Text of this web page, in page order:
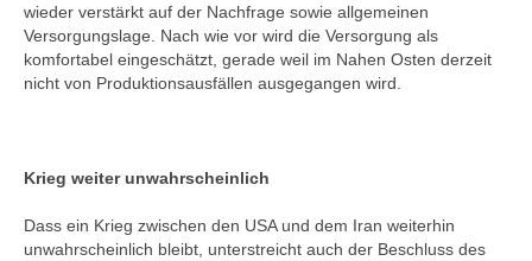
wieder verstärkt auf der Nachfrage sowie allgemeinen
Versorgungslage. Nach wie vor wird die Versorgung als
komfortabel eingeschätzt, gerade weil im Nahen Osten derzeit
nicht von Produktionsausfällen ausgegangen wird.
Krieg weiter unwahrscheinlich
Dass ein Krieg zwischen den USA und dem Iran weiterhin
unwahrscheinlich bleibt, unterstreicht auch der Beschluss des